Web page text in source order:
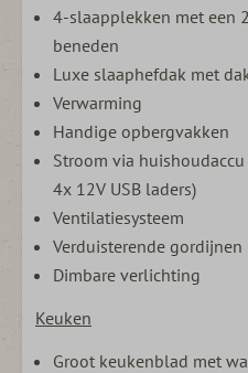
4-slaapplekken met een
beneden
Luxe slaaphefdak met
Verwarming
Handige opbergvakken
Stroom via
4x 12V USB laders)
Ventilatiesysteem
Verduisterende gordijnen
Dimbare verlichting
Keuken
Groot keukenblad met